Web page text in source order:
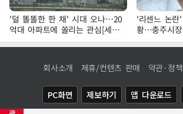
'덜 똘똘한 한 채' 시대 오나…20
억대 아파트에 쏠리는 관심[세제
개편, 그 이후②]
'리센느 논
황…충주시
각?"
회사소개 제휴/컨텐츠 판매 약관·정책
PC화면 제보하기 앱 다운로드